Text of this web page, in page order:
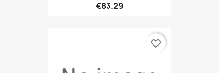
€83.29
favorite_border